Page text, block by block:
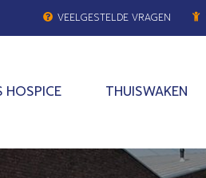
VEELGESTELDE VRAGEN
HOSPICE THUISWAKEN